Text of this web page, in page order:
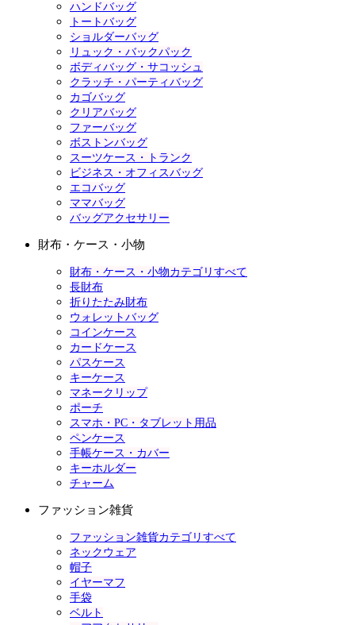
ハンドバッグ
トートバッグ
ショルダーバッグ
リュック・バックパック
ボディバッグ・サコッシュ
クラッチ・パーティバッグ
カゴバッグ
クリアバッグ
ファーバッグ
ボストンバッグ
スーツケース・トランク
ビジネス・オフィスバッグ
エコバッグ
ママバッグ
バッグアクセサリー
財布・ケース・小物
財布・ケース・小物カテゴリすべて
長財布
折りたたみ財布
ウォレットバッグ
コインケース
カードケース
パスケース
キーケース
マネークリップ
ポーチ
スマホ・PC・タブレット用品
ペンケース
手帳ケース・カバー
キーホルダー
チャーム
ファッション雑貨
ファッション雑貨カテゴリすべて
ネックウェア
帽子
イヤーマフ
手袋
ベルト